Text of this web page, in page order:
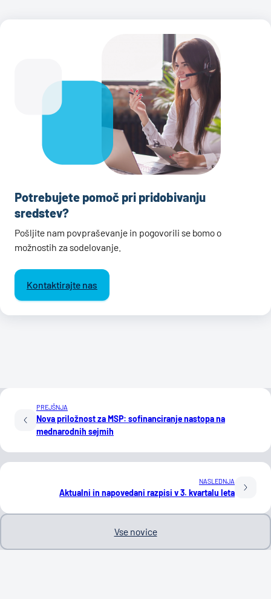
Potrebujete pomoč pri pridobivanju
sredstev?
Pošljite nam povpraševanje in pogovorili se bomo o
možnostih za sodelovanje.
Kontaktirajte nas
PREJŠNJA
Nova priložnost za MSP: sofinanciranje nastopa na
mednarodnih sejmih
NASLEDNJA
Aktualni in napovedani razpisi v 3. kvartalu leta
Vse novice